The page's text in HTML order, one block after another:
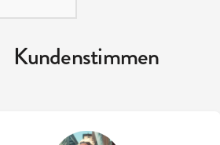
Kundenstimmen